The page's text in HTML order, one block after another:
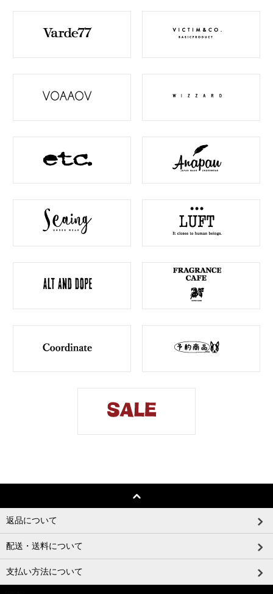
返品について
配送・送料について
支払い方法について